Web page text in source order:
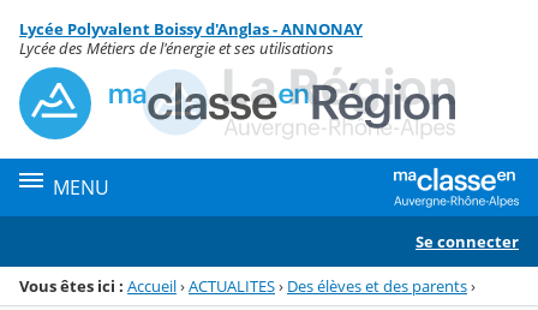
Menu de la rubrique
Contenu
Lycée Polyvalent Boissy d'Anglas - ANNONAY
Lycée des Métiers de l'énergie et ses utilisations
MENU
Se connecter
Vous êtes ici : Accueil›ACTUALITES› Des élèves et des parents›